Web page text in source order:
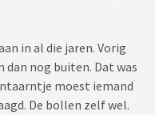
in al die jaren. Vorig
dan nog buiten. Dat was
moest iemand
De bollen zelf wel.